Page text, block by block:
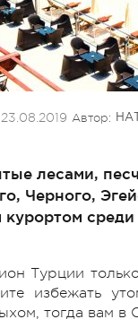
23.08.2019 Автор:
лесами,
Черного,
среди
Турции
избежать
тогда вам в